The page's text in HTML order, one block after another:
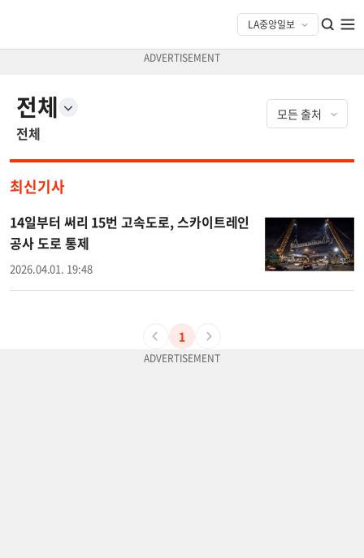
전체
전체
최신기사
14일부터 써리 15번 고속도로, 스카이트레인
공사 도로 통제
2026.04.01. 19:48
1